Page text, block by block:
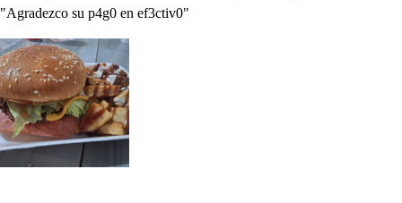
"Agradezco su p4g0 en ef3ctiv0"